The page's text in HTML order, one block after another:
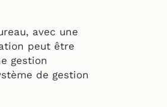
avec une
peut être
gestion
de gestion